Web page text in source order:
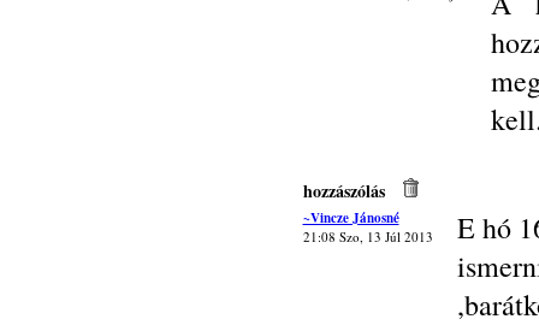
hozzászólás
~Vincze Jánosné
21:08 Szo, 13 Júl 2013
E hó